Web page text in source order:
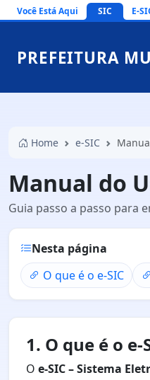
Você Está Aqui SIC E-
PREFEITURA
Home e-SIC
Manual do
Guia passo a passo para
Nesta página
O que é o e-SIC
1. O que é o e-
O e-SIC – Sistema